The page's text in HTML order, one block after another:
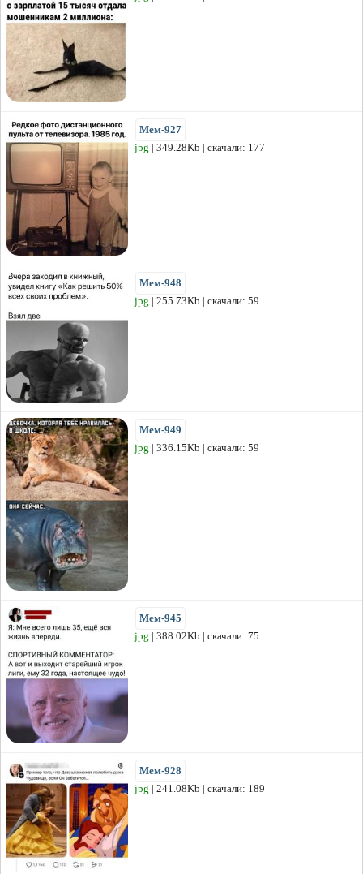
Мем-927
jpg | 349.28Kb | скачали: 177
Мем-948
jpg | 255.73Kb | скачали: 59
Мем-949
jpg | 336.15Kb | скачали: 59
Мем-945
jpg | 388.02Kb | скачали: 75
Мем-928
jpg | 241.08Kb | скачали: 189